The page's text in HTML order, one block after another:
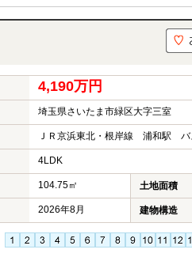
4,190万円
埼玉県さいたま市緑区大字三室
ＪＲ京浜東北・根岸線 浦和駅 バ
4LDK
104.75㎡ 土地面積
2026年8月 建物構造